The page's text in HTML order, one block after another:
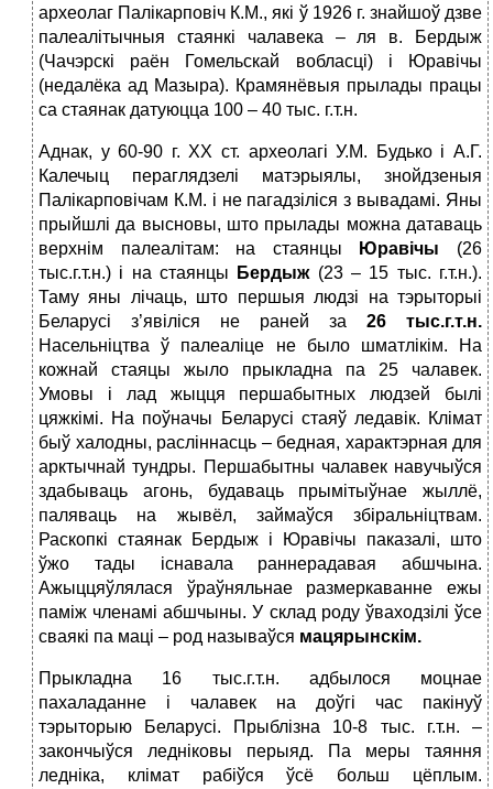
археолаг Палікарповіч К.М., які ў 1926 г. знайшоў дзве
палеалітычныя стаянкі чалавека – ля в. Бердыж
(Чачэрскі раён Гомельскай вобласці) і Юравічы
(недалёка ад Мазыра). Крамянёвыя прылады працы
са стаянак датуюцца 100 – 40 тыс. г.т.н.
Аднак, у 60-90 г. ХХ ст. археолагі У.М. Будько і А.Г.
Калечыц пераглядзелі матэрыялы, знойдзеныя
Палікарповічам К.М. і не пагадзіліся з вывадамі. Яны
прыйшлі да высновы, што прылады можна датаваць
верхнім палеалітам: на стаянцы
Юравічы (26
тыс.г.т.н.) і на стаянцы
Бердыж(23 – 15 тыс. г.т.н.).
Таму яны лічаць, што першыя людзі на тэрыторыі
Беларусі з’явіліся не раней за 26 тыс.г.т.н.
Насельніцтва ў палеаліце не было шматлікім. На
кожнай стаяцы жыло прыкладна па 25 чалавек.
Умовы і лад жыцця першабытных людзей былі
цяжкімі. На поўначы Беларусі стаяў ледавік. Клімат
быў халодны, расліннасць – бедная, характэрная для
арктычнай тундры. Першабытны чалавек навучыўся
здабываць агонь, будаваць прымітыўнае жыллё,
паляваць на жывёл, займаўся збіральніцтвам.
Раскопкі стаянак Бердыж і Юравічы паказалі, што
ўжо тады існавала раннерадавая абшчына.
Ажыццяўлялася ўраўняльнае размеркаванне ежы
паміж членамі абшчыны. У склад роду ўваходзілі ўсе
сваякі па маці – род называўся мацярынскім.
Прыкладна 16 тыс.г.т.н. адбылося моцнае
пахаладанне і чалавек на доўгі час пакінуў
тэрыторыю Беларусі. Прыблізна 10-8 тыс. г.т.н. –
закончыўся ледніковы перыяд. Па меры таяння
ледніка, клімат рабіўся ўсё больш цёплым.